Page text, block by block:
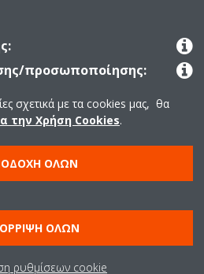
© Daikin
προσωποποίησης:
σχετικά με τα cookies μας, θα
την Χρήση Cookies.
ΌΛΩΝ
ΌΛΩΝ
ρυθμίσεων cookie